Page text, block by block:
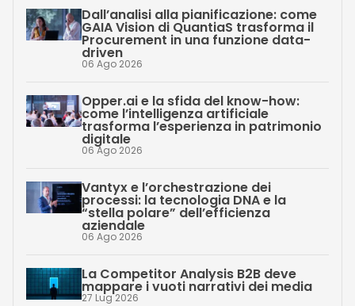
Dall’analisi alla pianificazione: come
GAIA Vision di QuantiaS trasforma il
Procurement in una funzione data-
driven
06 Ago 2026
Opper.ai e la sfida del know-how:
come l’intelligenza artificiale
trasforma l’esperienza in patrimonio
digitale
06 Ago 2026
Vantyx e l’orchestrazione dei
processi: la tecnologia DNA e la
“stella polare” dell’efficienza
aziendale
06 Ago 2026
La Competitor Analysis B2B deve
mappare i vuoti narrativi dei media
27 Lug 2026